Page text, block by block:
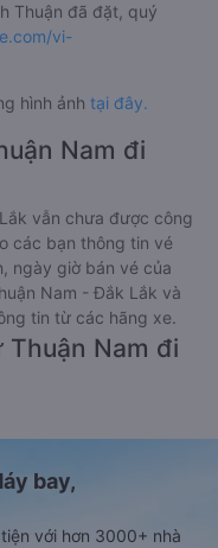
Thuận đã đặt, quý
vi-
hình ảnh tại đây.
Nam đi
vẫn chưa được công
các bạn thông tin vé
ngày giờ bán vé của
Nam - Đắk Lắk và
tin từ các hãng xe.
Nam đi
bay,
với hơn 3000+ nhà